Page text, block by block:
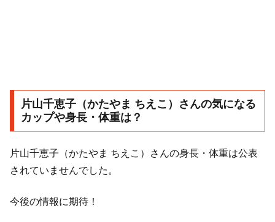
片山千恵子（かたやま ちえこ）さんの気になる
カップや身長・体重は？
片山千恵子（かたやま ちえこ）さんの身長・体重は公表
されていませんでした。
今後の情報に期待！